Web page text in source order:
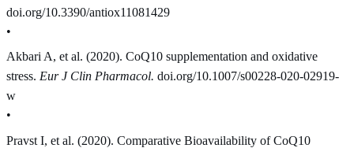
doi.org/10.3390/antiox11081429
•
Akbari A, et al. (2020). CoQ10 supplementation and oxidative
stress. Eur J Clin Pharmacol. doi.org/10.1007/s00228-020-02919-
w
•
Pravst I, et al. (2020). Comparative Bioavailability of CoQ10